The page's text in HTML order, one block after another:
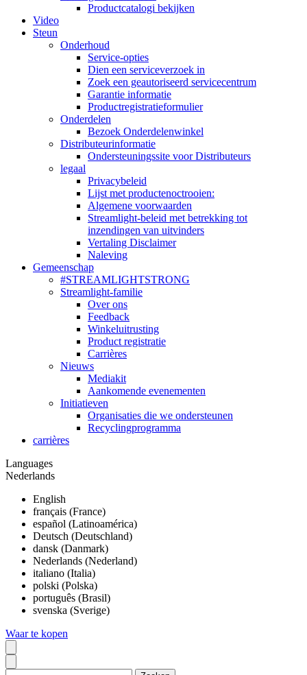
Productcatalogi bekijken
Video
Steun
Onderhoud
Service-opties
Dien een serviceverzoek in
Zoek een geautoriseerd servicecentrum
Garantie informatie
Productregistratieformulier
Onderdelen
Bezoek Onderdelenwinkel
Distributeurinformatie
Ondersteuningssite voor Distributeurs
legaal
Privacybeleid
Lijst met productenoctrooien:
Algemene voorwaarden
Streamlight-beleid met betrekking tot
inzendingen van uitvinders
Vertaling Disclaimer
Naleving
Gemeenschap
#STREAMLIGHTSTRONG
Streamlight-familie
Over ons
Feedback
Winkeluitrusting
Product registratie
Carrières
Nieuws
Mediakit
Aankomende evenementen
Initiatieven
Organisaties die we ondersteunen
Recyclingprogramma
carrières
Languages
Nederlands
English
français (France)
español (Latinoamérica)
Deutsch (Deutschland)
dansk (Danmark)
Nederlands (Nederland)
italiano (Italia)
polski (Polska)
português (Brasil)
svenska (Sverige)
Waar te kopen